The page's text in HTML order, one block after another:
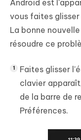
Android est
vous faites
La bonne
résoudre ce
Faites glisser
clavier
de la barre de
Préférences.